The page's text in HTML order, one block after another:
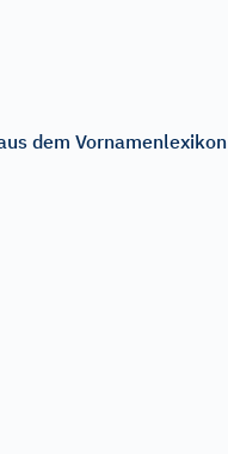
dem Vornamenlexikon